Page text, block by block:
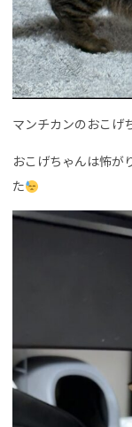
マンチカンのおこ
おこげちゃんは怖が
た